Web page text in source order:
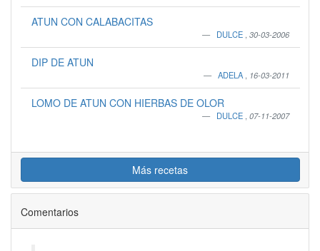
ATUN CON CALABACITAS
DULCE 30-03-2006
DIP DE ATUN
ADELA 16-03-2011
LOMO DE ATUN CON HIERBAS DE OLOR
DULCE 07-11-2007
Más recetas
Comentarios